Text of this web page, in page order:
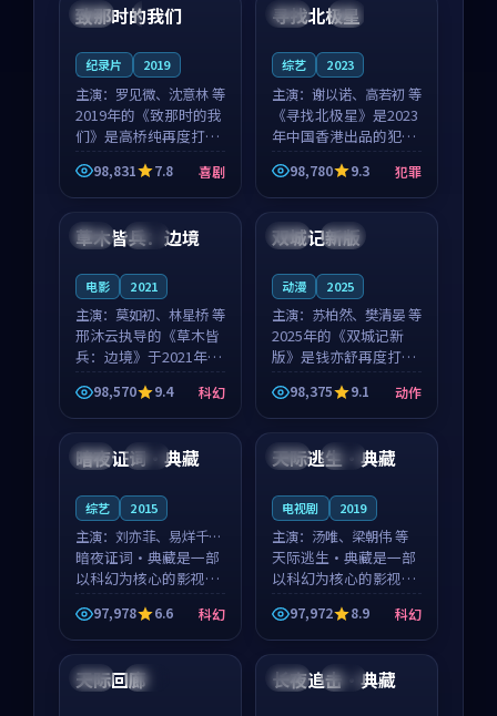
中国 4K
致那时的我们
纪录片 2019
主演： 罗见微、沈意林 等
2019年的《致那时的我
们》是高桥纯再度打磨
的喜剧佳作。中国大陆
的取景与都市寓言的氛
围相互成就，罗见微与
沈意林的对手戏自然克
制，让整部影片在悬
98,831 7.8 喜剧
中国 4K
寻找北极星
综艺 2023
主演： 谢以诺、高若初 等
《寻找北极星》是2023
年中国香港出品的犯罪
新作，主创团队希望用
公路冒险的故事让观众
停下来想一想。谢以诺
领衔，高若初担任重要
角色，戚南柯的叙事
98,780 9.3 犯罪
泰国 独播
草木皆兵：边境
电影 2021
主演： 莫如初、林星桥 等
邢沐云执导的《草木皆
兵：边境》于2021年面
世，泰国的城市气质与
校园青春的人物心境共
同构筑了影片基调。莫
如初、林星桥用细腻的
表演撑起整部科幻电
98,570 9.4 科幻
中国 独播
双城记新版
动漫 2025
主演： 苏柏然、樊清晏 等
2025年的《双城记新
版》是钱亦舒再度打磨
的动作佳作。中国大陆
的取景与沙漠探险的氛
围相互成就，苏柏然与
樊清晏的对手戏自然克
制，让整部影片在悬念
98,375 9.1 动作
法国 院线
暗夜证词·典藏
综艺 2015
主演： 刘亦菲、易烊千玺
等
暗夜证词·典藏是一部
以科幻为核心的影视作
品，围绕危机、反转与
人物成长展开，整体节
奏紧凑，值得推荐观
看。
97,978 6.6 科幻
英国 高分
天际逃生·典藏
电视剧 2019
主演： 汤唯、梁朝伟 等
天际逃生·典藏是一部
以科幻为核心的影视作
品，围绕危机、反转与
人物成长展开，整体节
奏紧凑，值得推荐观
看。
97,972 8.9 科幻
法国 独播
天际回廊 中国 杜比
长夜追击·典藏